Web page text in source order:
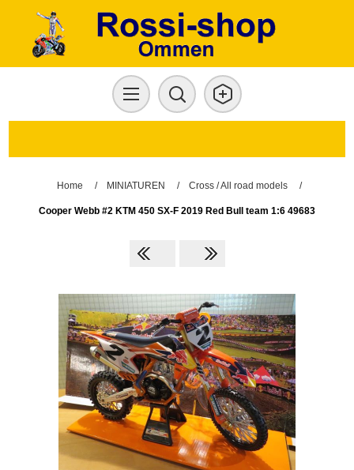
Home / MINIATUREN / Cross / All road models /
Cooper Webb #2 KTM 450 SX-F 2019 Red Bull team 1:6 49683